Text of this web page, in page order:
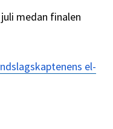
medan finalen
el-